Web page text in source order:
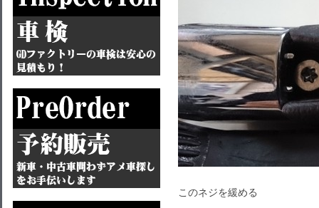
このネジを緩める